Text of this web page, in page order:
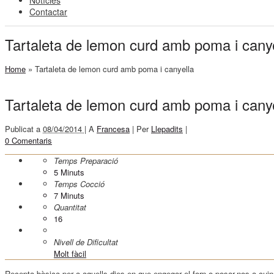
Contactar
Tartaleta de lemon curd amb poma i
Home » Tartaleta de lemon curd amb poma i canyella
Tartaleta de lemon curd amb poma i
Publicat a 08/04/2014 | A Francesa | Per Llepadits |
0 Comentaris
Temps Preparació
5 Minuts
Temps Cocció
7 Minuts
Quantitat
16
Nivell de Dificultat
Molt fàcil